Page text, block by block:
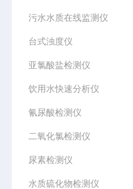
污水水质在线监测仪
台式浊度仪
亚氯酸盐检测仪
饮用水快速分析仪
氰尿酸检测仪
二氧化氯检测仪
尿素检测仪
水质硫化物检测仪